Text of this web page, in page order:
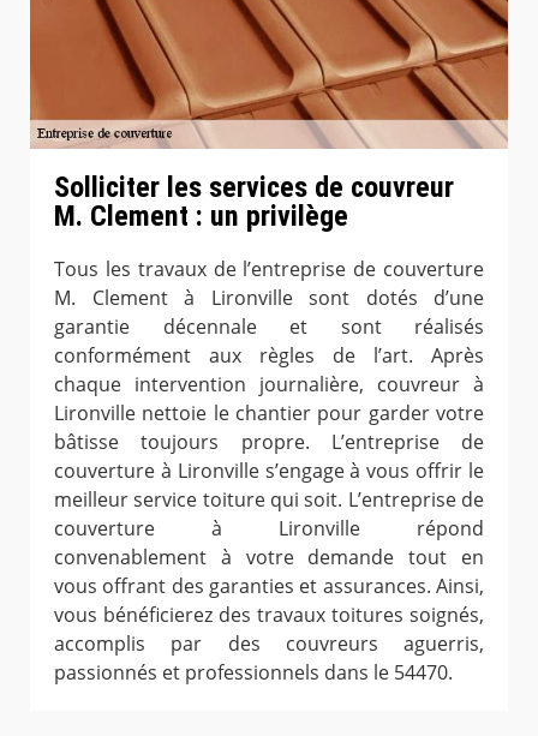
Solliciter les services de couvreur
M. Clement : un privilège
Tous les travaux de l’entreprise de couverture
M. Clement à Lironville sont dotés d’une
garantie décennale et sont réalisés
conformément aux règles de l’art. Après
chaque intervention journalière, couvreur à
Lironville nettoie le chantier pour garder votre
bâtisse toujours propre. L’entreprise de
couverture à Lironville s’engage à vous offrir le
meilleur service toiture qui soit. L’entreprise de
couverture à Lironville répond
convenablement à votre demande tout en
vous offrant des garanties et assurances. Ainsi,
vous bénéficierez des travaux toitures soignés,
accomplis par des couvreurs aguerris,
passionnés et professionnels dans le 54470.